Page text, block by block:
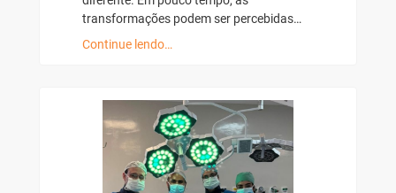
transformações podem ser percebidas…
Continue lendo…